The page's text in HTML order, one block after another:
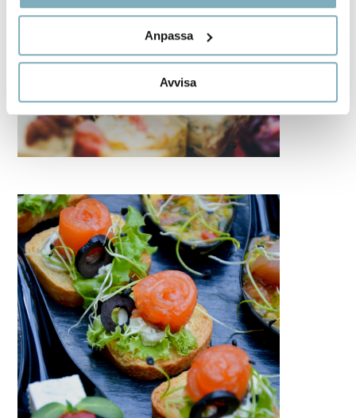
Anpassa
Avvisa